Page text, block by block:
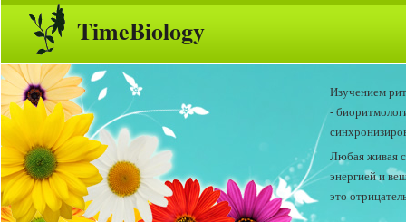
TimeBiology
Изучением
-
Любая живая
энергией и
это